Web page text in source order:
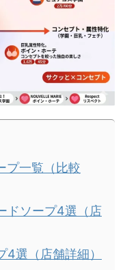
プ一覧（比較
ドソープ4選（店
4選（店舗詳細）